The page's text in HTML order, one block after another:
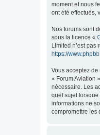
moment et nous
ont été effectués,
Nos forums sont
sous la licence «
Limited n’est
https://
Vous acceptez
« Forum Aviation
nécessaire. Les
quel sujet lorsque
informations ne
compromettre les